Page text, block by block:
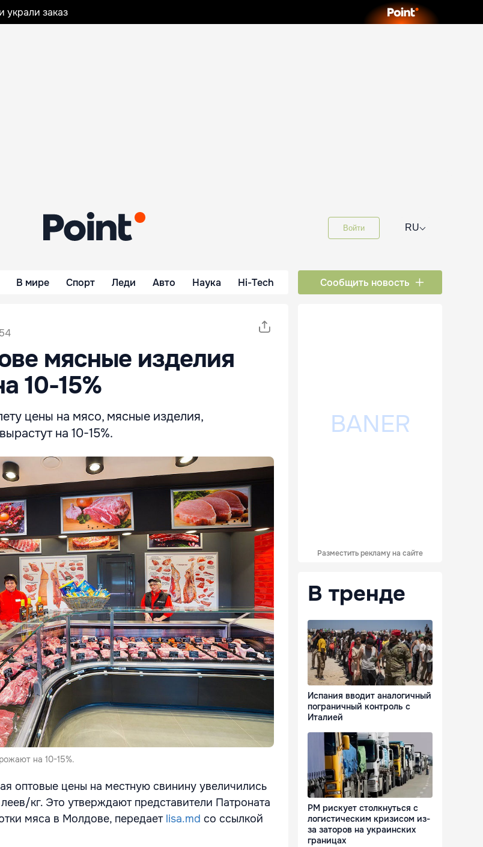
украли заказ
Войти RU⌵
В мире Спорт Леди Авто Наука Hi-Tech Сообщить новость
мясные изделия
10-15%
цены на мясо, мясные изделия,
на 10-15%.
на 10-15%.
оптовые цены на местную свинину увеличились
кг. Это утверждают представители Патроната
мяса в Молдове, передает lisa.md со ссылкой
Разместить рекламу на сайте
В тренде
Испания вводит аналогичный
пограничный контроль с
Италией
РМ рискует столкнуться с
логистическим кризисом из-
за заторов на украинских
границах